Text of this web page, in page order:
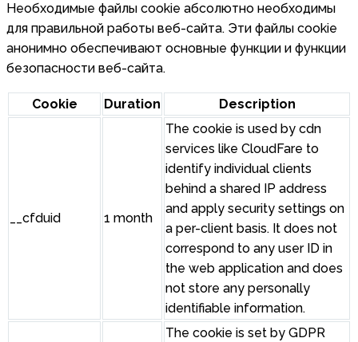
Необходимые файлы cookie абсолютно необходимы
для правильной работы веб-сайта. Эти файлы cookie
анонимно обеспечивают основные функции и функции
безопасности веб-сайта.
Cookie Duration Description
__cfduid 1 month
The cookie is used by cdn
services like CloudFare to
identify individual clients
behind a shared IP address
and apply security settings on
a per-client basis. It does not
correspond to any user ID in
the web application and does
not store any personally
identifiable information.
The cookie is set by GDPR